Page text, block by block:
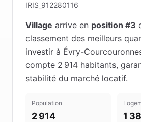
IRIS_912280116
Village arrive en position #3
classement des meilleurs
investir à Évry-
compte 2 914 habitants,
stabilité du marché locatif.
Population
2 914 1